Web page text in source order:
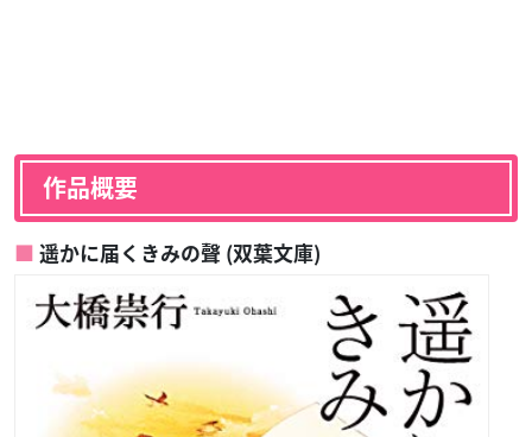
作品概要
遥かに届くきみの聲 (双葉文庫)